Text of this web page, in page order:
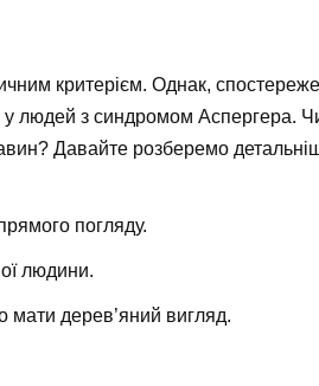
критерієм. Однак,
у людей з синдромом Аспергера.
Давайте розберемо
погляду.
людини.
мати дерев’яний вигляд.